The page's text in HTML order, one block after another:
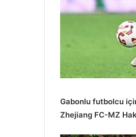
Gabonlu futbolcu
Zhejiang FC-MZ